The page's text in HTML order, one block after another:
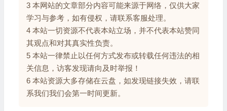
3 本网站的文章部分内容可能来源于网络，仅供大家
学习与参考，如有侵权，请联系客服处理。
4 本站一切资源不代表本站立场，并不代表本站赞同
其观点和对其真实性负责。
5 本站一律禁止以任何方式发布或转载任何违法的相
关信息，访客发现请向及时举报！
6 本站资源大多存储在云盘，如发现链接失效，请联
系我们我们会第一时间更新。